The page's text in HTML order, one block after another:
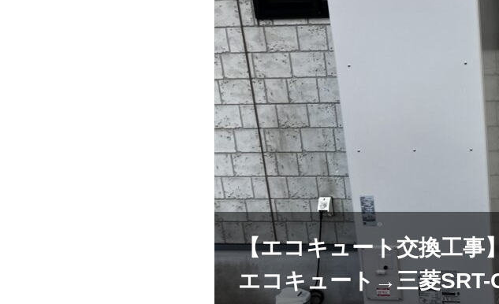
【エコキュート交換工
エコキュート→三菱SRT-